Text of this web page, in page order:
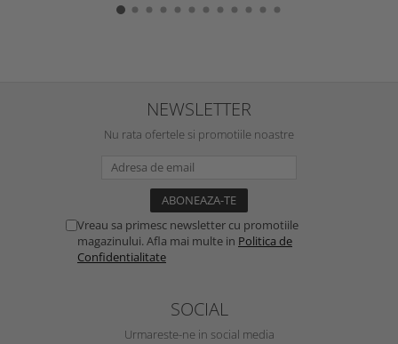
NEWSLETTER
Nu rata ofertele si promotiile noastre
Vreau sa primesc newsletter cu promotiile
magazinului. Afla mai multe in Politica de
Confidentialitate
SOCIAL
Urmareste-ne in social media